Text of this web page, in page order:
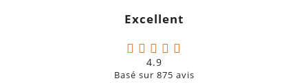
Excellent
4.9
Basé sur 875 avis